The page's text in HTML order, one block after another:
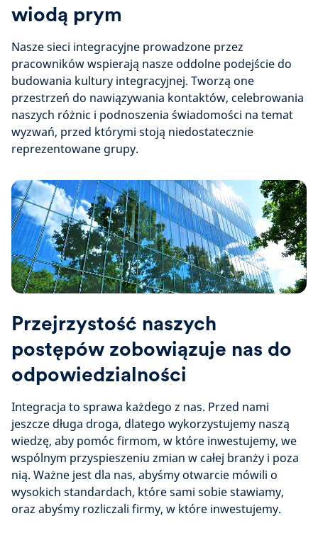
wiodą prym
Nasze sieci integracyjne prowadzone przez
pracowników wspierają nasze oddolne podejście do
budowania kultury integracyjnej. Tworzą one
przestrzeń do nawiązywania kontaktów, celebrowania
naszych różnic i podnoszenia świadomości na temat
wyzwań, przed którymi stoją niedostatecznie
reprezentowane grupy.
Przejrzystość naszych
postępów zobowiązuje nas do
odpowiedzialności
Integracja to sprawa każdego z nas. Przed nami
jeszcze długa droga, dlatego wykorzystujemy naszą
wiedzę, aby pomóc firmom, w które inwestujemy, we
wspólnym przyspieszeniu zmian w całej branży i poza
nią. Ważne jest dla nas, abyśmy otwarcie mówili o
wysokich standardach, które sami sobie stawiamy,
oraz abyśmy rozliczali firmy, w które inwestujemy.